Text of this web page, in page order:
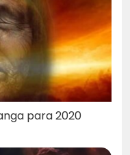
para 2020